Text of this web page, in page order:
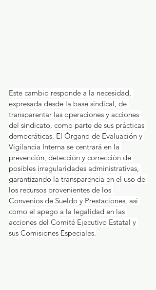
Este cambio responde a la necesidad,
expresada desde la base sindical, de
transparentar las operaciones y acciones
del sindicato, como parte de sus prácticas
democráticas. El Órgano de Evaluación y
Vigilancia Interna se centrará en la
prevención, detección y corrección de
posibles irregularidades administrativas,
garantizando la transparencia en el uso de
los recursos provenientes de los
Convenios de Sueldo y Prestaciones, así
como el apego a la legalidad en las
acciones del Comité Ejecutivo Estatal y
sus Comisiones Especiales.